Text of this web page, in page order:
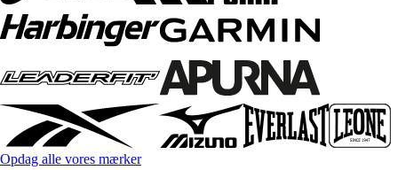
Opdag alle vores mærker